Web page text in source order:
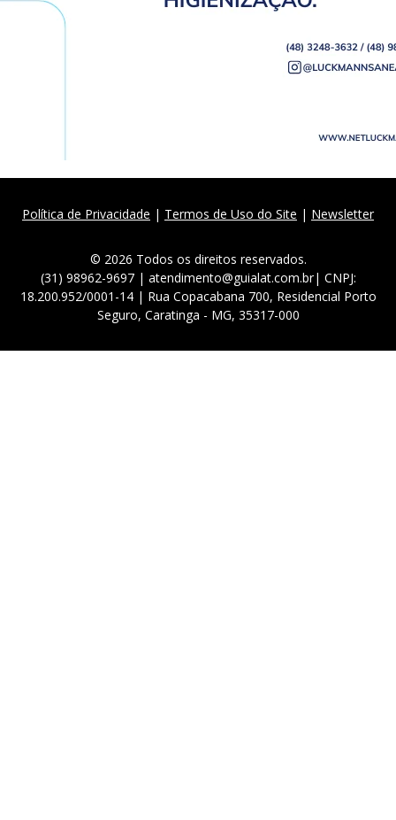
Política de Privacidade | Termos de Uso do Site | Newsletter
© 2026 Todos os direitos reservados.
(31) 98962-9697 | atendimento@guialat.com.br| CNPJ:
18.200.952/0001-14 | Rua Copacabana 700, Residencial Porto
Seguro, Caratinga - MG, 35317-000